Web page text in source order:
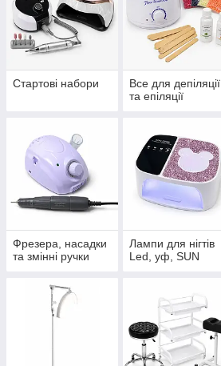
Стартові набори
Все для депіляції
та епіляції
Фрезера, насадки
та змінні ручки
Лампи для нігтів
Led, уф, SUN